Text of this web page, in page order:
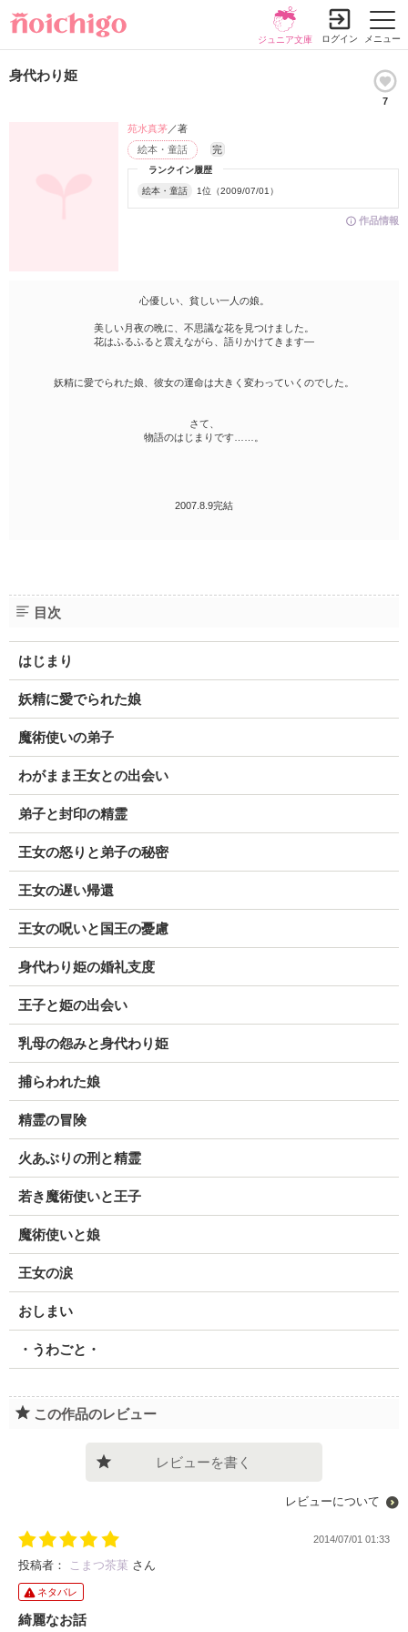
メニュー
ジュニア文庫 ログイン
身代わり姫
7
作品情報
ランクイン履歴
絵本・童話 1位（2009/07/01）
絵本・童話 完
苑水真茅／著
心優しい、貧しい一人の娘。
美しい月夜の晩に、不思議な花を見つけました。
花はふるふると震えながら、語りかけてきます―
妖精に愛でられた娘、彼女の運命は大きく変わっていくのでした。
さて、
物語のはじまりです……。
2007.8.9完結
目次
はじまり
妖精に愛でられた娘
魔術使いの弟子
わがまま王女との出会い
弟子と封印の精霊
王女の怒りと弟子の秘密
王女の遅い帰還
王女の呪いと国王の憂慮
身代わり姫の婚礼支度
王子と姫の出会い
乳母の怨みと身代わり姫
捕らわれた娘
精霊の冒険
火あぶりの刑と精霊
若き魔術使いと王子
魔術使いと娘
王女の涙
おしまい
・うわごと・
この作品のレビュー
レビューを書く
レビューについて
2014/07/01 01:33
投稿者： こまつ茶菓 さん
ネタバレ
綺麗なお話